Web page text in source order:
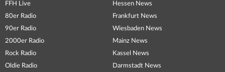
FFH Live
80er Radio
90er Radio
2000er Radio
Rock Radio
Oldie Radio
Hessen News
Frankfurt News
Wiesbaden News
Mainz News
Kassel News
Darmstadt News